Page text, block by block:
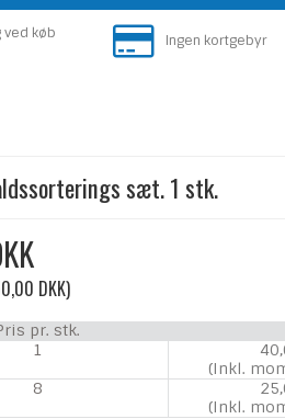
ved køb
Ingen kortgebyr
sæt. 1 stk.
DKK)
pr. stk.
1
(Inkl.
8
(Inkl.